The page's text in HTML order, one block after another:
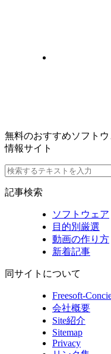
無料のおすすめソフト
情報サイト
記事検索
ソフトウェア
目的別厳選
動画の作り方
新着記事
同サイトについて
Freesoft-
会社概要
Site紹介
Sitemap
Privacy